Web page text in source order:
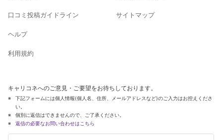
口コミ投稿ガイドライン
ヘルプ
利用規約
サイトマップ
キャリコネへのご意見・ご要望をお待ちしております。
下記フォームには個人情報(個人名、住所、メールアドレスなど)のご入力はお控えくださ
い。
個別に返信はできませんので、ご了承ください。
返信の必要なお問い合わせはこちら